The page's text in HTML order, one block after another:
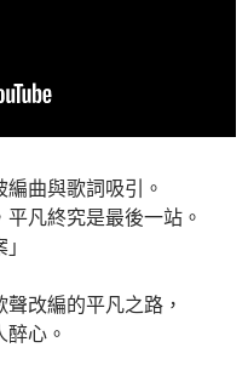
曲與歌詞吸引。
凡終究是最後一站。
改編的平凡之路，
心。